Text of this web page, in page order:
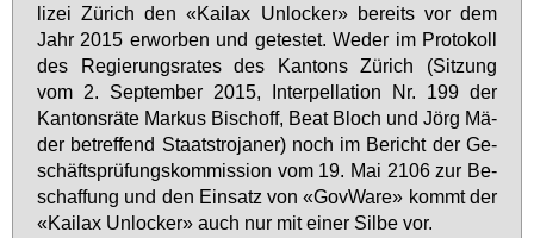
li­zei Zü­rich den «Kai­lax Un­lo­cker» be­reits vor dem
Jahr 2015 er­wor­ben und ge­tes­tet. We­der im Pro­to­koll
des Re­gie­rungs­ra­tes des Kan­tons Zü­rich (Sit­zung
vom 2. Sep­tem­ber 2015, In­ter­pel­la­ti­on Nr. 199 der
Kan­tons­rä­te Mar­kus Bi­sch­off, Beat Bloch und Jörg Mä­
der be­tref­fend Staats­tro­ja­ner) noch im Be­richt der Ge­
schäfts­prü­fungs­kom­mis­si­on vom 19. Mai 2106 zur Be­
schaf­fung und den Ein­satz von «Gov­Wa­re» kommt der
«Kai­lax Un­lo­cker» auch nur mit ei­ner Sil­be vor.